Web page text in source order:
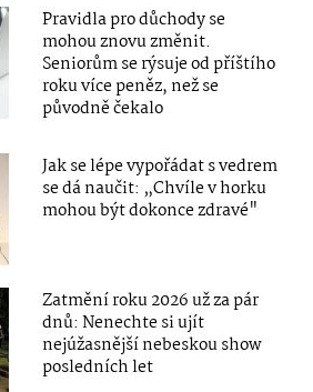
Pravidla pro důchody se
mohou znovu změnit.
Seniorům se rýsuje od příštího
roku více peněz, než se
původně čekalo
Jak se lépe vypořádat s vedrem
se dá naučit: „Chvíle v horku
mohou být dokonce zdravé"
Zatmění roku 2026 už za pár
dnů: Nenechte si ujít
nejúžasnější nebeskou show
posledních let